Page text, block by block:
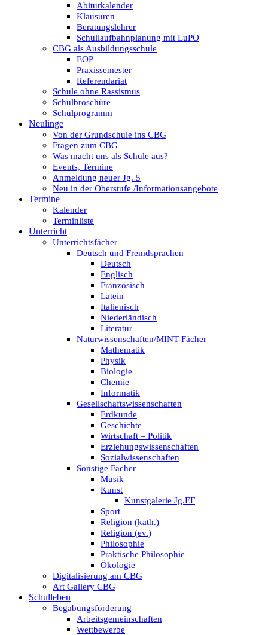
Abiturkalender
Klausuren
Beratungslehrer
Schullaufbahnplanung mit LuPO
CBG als Ausbildungsschule
EOP
Praxissemester
Referendariat
Schule ohne Rassismus
Schulbroschüre
Schulprogramm
Neulinge
Von der Grundschule ins CBG
Fragen zum CBG
Was macht uns als Schule aus?
Events, Termine
Anmeldung neuer Jg. 5
Neu in der Oberstufe /Informationsangebote
Termine
Kalender
Terminliste
Unterricht
Unterrichtsfächer
Deutsch und Fremdsprachen
Deutsch
Englisch
Französisch
Latein
Italienisch
Niederländisch
Literatur
Naturwissenschaften/MINT-Fächer
Mathematik
Physik
Biologie
Chemie
Informatik
Gesellschaftswissenschaften
Erdkunde
Geschichte
Wirtschaft – Politik
Erziehungswissenschaften
Sozialwissenschaften
Sonstige Fächer
Musik
Kunst
Kunstgalerie Jg.EF
Sport
Religion (kath.)
Religion (ev.)
Philosophie
Praktische Philosophie
Ökologie
Digitalisierung am CBG
Art Gallery CBG
Schulleben
Begabungsförderung
Arbeitsgemeinschaften
Wettbewerbe